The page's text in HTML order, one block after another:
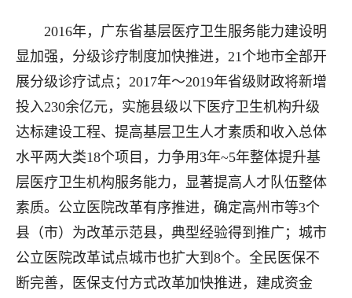
2016年，广东省基层医疗卫生服务能力建设明
显加强，分级诊疗制度加快推进，21个地市全部开
展分级诊疗试点；2017年～2019年省级财政将新增
投入230余亿元，实施县级以下医疗卫生机构升级
达标建设工程、提高基层卫生人才素质和收入总体
水平两大类18个项目，力争用3年~5年整体提升基
层医疗卫生机构服务能力，显著提高人才队伍整体
素质。公立医院改革有序推进，确定高州市等3个
县（市）为改革示范县，典型经验得到推广；城市
公立医院改革试点城市也扩大到8个。全民医保不
断完善，医保支付方式改革加快推进，建成资金